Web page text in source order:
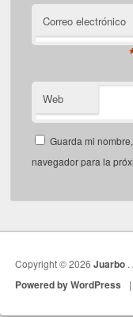
Correo electrónico
Web
Guarda mi
navegador para la
Copyright © 2026Juarbo .
Powered by WordPress |